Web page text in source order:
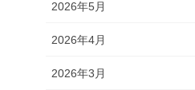
2026年5月
2026年4月
2026年3月